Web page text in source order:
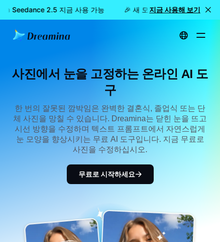
Seedance 2.5 지금 사용 가능 🎉 새 모델 출시: Dreamina
지금 사용해 보기
홈 사진에서 눈을 고정하는 온라인 AI 도구
사진에서 눈을 고정하는 온라인 AI 도
구
한 번의 잘못된 깜박임은 완벽한 결혼식, 졸업식 또는 단
체 사진을 망칠 수 있습니다. Dreamina는 닫힌 눈을 뜨고
시선 방향을 수정하며 텍스트 프롬프트에서 자연스럽게
눈 모양을 향상시키는 무료 AI 도구입니다. 지금 무료로
사진을 수정하십시오.
무료로 시작하세요